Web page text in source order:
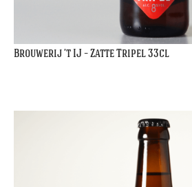
Brouwerij ’t IJ – Zatte Tripel 33cl